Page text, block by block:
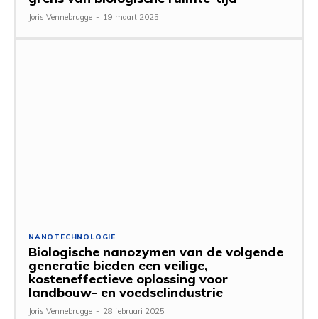
Joris Vennebrugge - 19 maart 2025
NANOTECHNOLOGIE
Biologische nanozymen van de volgende
generatie bieden een veilige,
kosteneffectieve oplossing voor
landbouw- en voedselindustrie
Joris Vennebrugge - 28 februari 2025